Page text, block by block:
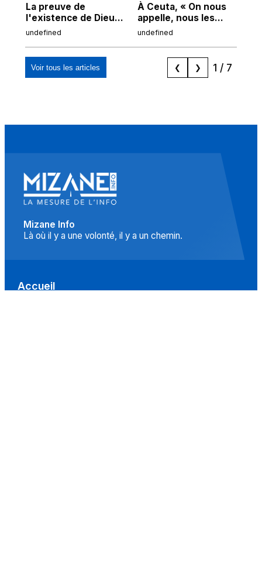
La preuve de
l'existence de Dieu
chez Ibn Sina
undefined
À Ceuta, « On nous
appelle, nous les
Espagnols d'origine
"musulmans"»
undefined
Voir tous les articles ❮ ❯ 1 / 7
Mizane Info
Là où il y a une volonté, il y a un chemin.
Accueil